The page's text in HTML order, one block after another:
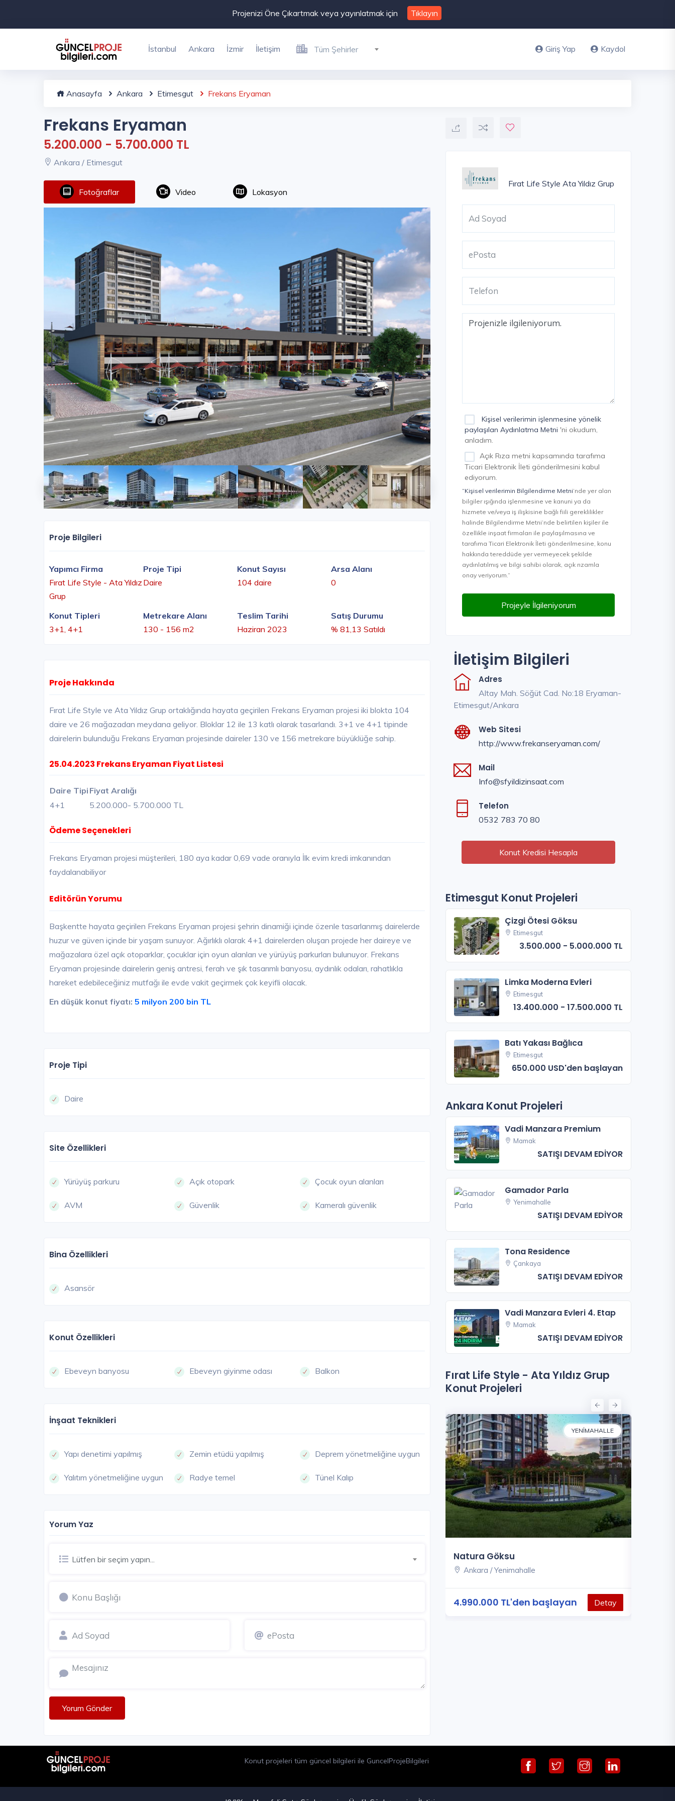
Projenizi Öne Çıkartmak veya yayınlatmak için Tıklayın
İstanbul Ankara İzmir İletişim Tüm Şehirler Giriş Yap Kaydol
Anasayfa Ankara Etimesgut Frekans Eryaman
Frekans Eryaman
5.200.000 - 5.700.000 TL
Ankara / Etimesgut
Fotoğraflar Video Lokasyon
Proje Bilgileri
Yapımcı Firma
Fırat Life Style - Ata Yıldız
Grup
Proje Tipi
Daire
Konut Sayısı
104 daire
Arsa Alanı
0
Konut Tipleri
3+1, 4+1
Metrekare Alanı
130 - 156 m2
Teslim Tarihi
Haziran 2023
Satış Durumu
% 81,13 Satıldı
Proje Hakkında
Fırat Life Style ve Ata Yıldız Grup ortaklığında hayata geçirilen Frekans Eryaman projesi iki blokta 104
daire ve 26 mağazadan meydana geliyor. Bloklar 12 ile 13 katlı olarak tasarlandı. 3+1 ve 4+1 tipinde
dairelerin bulunduğu Frekans Eryaman projesinde daireler 130 ve 156 metrekare büyüklüğe sahip.
25.04.2023 Frekans Eryaman Fiyat Listesi
Daire Tipi Fiyat Aralığı
4+1
5.200.000- 5.700.000 TL
Ödeme Seçenekleri
Frekans Eryaman projesi müşterileri, 180 aya kadar 0,69 vade oranıyla İlk evim kredi imkanından
faydalanabiliyor
Editörün Yorumu
Başkentte hayata geçirilen Frekans Eryaman projesi şehrin dinamiği içinde özenle tasarlanmış dairelerde
huzur ve güven içinde bir yaşam sunuyor. Ağırlıklı olarak 4+1 dairelerden oluşan projede her daireye ve
mağazalara özel açık otoparklar, çocuklar için oyun alanları ve yürüyüş parkurları bulunuyor. Frekans
Eryaman projesinde dairelerin geniş antresi, ferah ve şık tasarımlı banyosu, aydınlık odaları, rahatlıkla
hareket edebileceğiniz mutfağı ile evde vakit geçirmek çok keyifli olacak.
En düşük konut fiyatı: 5 milyon 200 bin TL
Proje Tipi
Daire
Site Özellikleri
Yürüyüş parkuru Açık otopark Çocuk oyun alanları
AVM Güvenlik Kameralı güvenlik
Bina Özellikleri
Asansör
Konut Özellikleri
Ebeveyn banyosu Ebeveyn giyinme odası Balkon
İnşaat Teknikleri
Yapı denetimi yapılmış Zemin etüdü yapılmış Deprem yönetmeliğine uygun
Yalıtım yönetmeliğine uygun Radye temel Tünel Kalıp
Yorum Yaz
Lütfen bir seçim yapın...
Yorum Gönder
Fırat Life Style Ata Yıldız Grup
Kişisel verilerimin işlenmesine yönelik
paylaşılan Aydınlatma Metni 'ni okudum,
anladım.
Açık Rıza metni kapsamında tarafıma
Ticari Elektronik İleti gönderilmesini kabul
ediyorum.
“Kişisel verilerimin Bilgilendirme Metni’nde yer alan
bilgiler ışığında işlenmesine ve kanuni ya da
hizmete ve/veya iş ilişkisine bağlı fiili gereklilikler
halinde Bilgilendirme Metni’nde belirtilen kişiler ile
özellikle inşaat firmaları ile paylaşılmasına ve
tarafıma Ticari Elektronik İleti gönderilmesine, konu
hakkında tereddüde yer vermeyecek şekilde
aydınlatılmış ve bilgi sahibi olarak, açık rızamla
onay veriyorum.”
Projeyle İlgileniyorum
İletişim Bilgileri
Adres
Altay Mah. Söğüt Cad. No:18 Eryaman-
Etimesgut/Ankara
Web Sitesi
http://www.frekanseryaman.com/
Mail
Info@sfyildizinsaat.com
Telefon
0532 783 70 80
Konut Kredisi Hesapla
Etimesgut Konut Projeleri
Çizgi Ötesi Göksu
Etimesgut
3.500.000 - 5.000.000 TL
Limka Moderna Evleri
Etimesgut
13.400.000 - 17.500.000 TL
Batı Yakası Bağlıca
Etimesgut
650.000 USD'den başlayan
Ankara Konut Projeleri
Vadi Manzara Premium
Mamak
SATIŞI DEVAM EDİYOR
Gamador Parla
Yenimahalle
SATIŞI DEVAM EDİYOR
Tona Residence
Çankaya
SATIŞI DEVAM EDİYOR
Vadi Manzara Evleri 4. Etap
Mamak
SATIŞI DEVAM EDİYOR
Fırat Life Style - Ata Yıldız Grup
Konut Projeleri
Frekans Eryaman
5.200.000 - 5.700.000 TL
YENIMAHALLE
Natura Göksu
Ankara / Yenimahalle
4.990.000 TL'den başlayan Detay
Konut projeleri tüm güncel bilgileri ile GuncelProjeBilgileri